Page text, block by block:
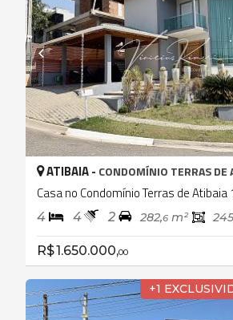
ATIBAIA - CONDOMÍNIO TERRAS DE
Casa no Condomínio Terras de Atibaia
4 4 2 282,6 m²
R$ 1.650.000,00
+1